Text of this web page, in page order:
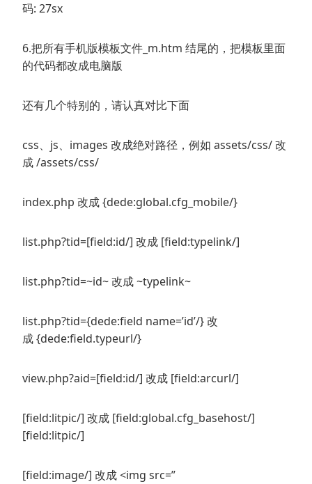
码: 27sx
6.把所有手机版模板文件_m.htm 结尾的，把模板里面
的代码都改成电脑版
还有几个特别的，请认真对比下面
css、js、images 改成绝对路径，例如 assets/css/ 改
成 /assets/css/
index.php 改成 {dede:global.cfg_mobile/}
list.php?tid=[field:id/] 改成 [field:typelink/]
list.php?tid=~id~ 改成 ~typelink~
list.php?tid={dede:field name=’id’/} 改
成 {dede:field.typeurl/}
view.php?aid=[field:id/] 改成 [field:arcurl/]
[field:litpic/] 改成 [field:global.cfg_basehost/]
[field:litpic/]
[field:image/] 改成 <img src=”